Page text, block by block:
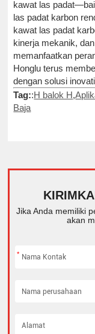
kawat las
las padat karbon
kawat las padat
kinerja mekanik,
memanfaatkan
Honglu terus
dengan solusi
Tag::H balok H,
Baja
Jika Anda memiliki
akan
*